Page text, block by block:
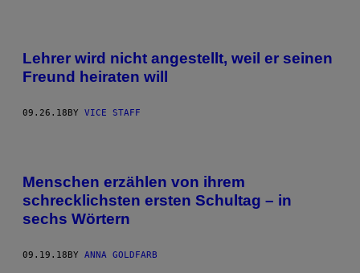
Lehrer wird nicht angestellt, weil er seinen
Freund heiraten will
09.26.18BY VICE STAFF
Menschen erzählen von ihrem
schrecklichsten ersten Schultag – in
sechs Wörtern
09.19.18 BY ANNA GOLDFARB